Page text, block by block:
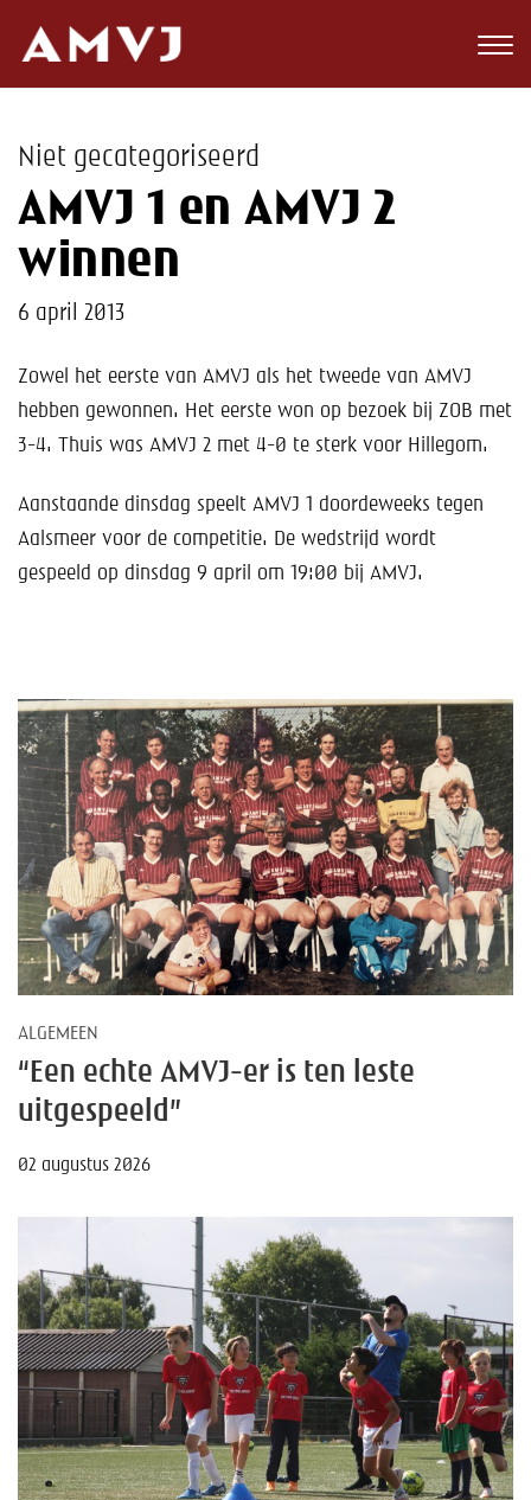
Wedstrijden
Nieuws
Teams
Toekomst
Help mee!
Contact
Niet gecategoriseerd
AMVJ 1 en AMVJ 2
winnen
6 april 2013
Zowel het eerste van AMVJ als het tweede van AMVJ
hebben gewonnen. Het eerste won op bezoek bij ZOB met
3-4. Thuis was AMVJ 2 met 4-0 te sterk voor Hillegom.
Aanstaande dinsdag speelt AMVJ 1 doordeweeks tegen
Aalsmeer voor de competitie. De wedstrijd wordt
gespeeld op dinsdag 9 april om 19:00 bij AMVJ.
ALGEMEEN
“Een echte AMVJ-er is ten leste
uitgespeeld”
02 augustus 2026